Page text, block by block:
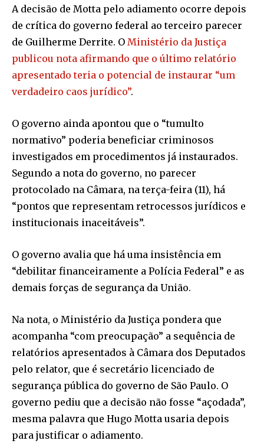
A decisão de Motta pelo adiamento ocorre depois
de crítica do governo federal ao terceiro parecer
de Guilherme Derrite. O Ministério da Justiça
publicou nota afirmando que o último relatório
apresentado teria o potencial de instaurar “um
verdadeiro caos jurídico”.
O governo ainda apontou que o “tumulto
normativo” poderia beneficiar criminosos
investigados em procedimentos já instaurados.
Segundo a nota do governo, no parecer
protocolado na Câmara, na terça-feira (11), há
“pontos que representam retrocessos jurídicos e
institucionais inaceitáveis”.
O governo avalia que há uma insistência em
“debilitar financeiramente a Polícia Federal” e as
demais forças de segurança da União.
Na nota, o Ministério da Justiça pondera que
acompanha “com preocupação” a sequência de
relatórios apresentados à Câmara dos Deputados
pelo relator, que é secretário licenciado de
segurança pública do governo de São Paulo. O
governo pediu que a decisão não fosse “açodada”,
mesma palavra que Hugo Motta usaria depois
para justificar o adiamento.